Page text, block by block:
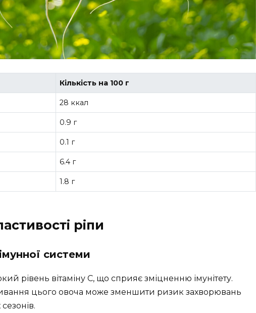
Кількість на 100 г
28 ккал
0.9 г
0.1 г
6.4 г
1.8 г
ріпи
системи
рівень вітаміну C, що сприяє зміцненню імунітету.
цього овоча може зменшити ризик захворювань